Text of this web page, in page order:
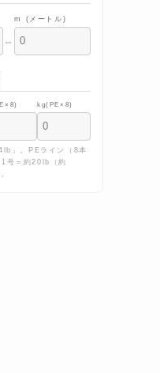
⇔
m (メートル)
kg(PE×8)
」。PEライン（8本
1号＝約20lb（約